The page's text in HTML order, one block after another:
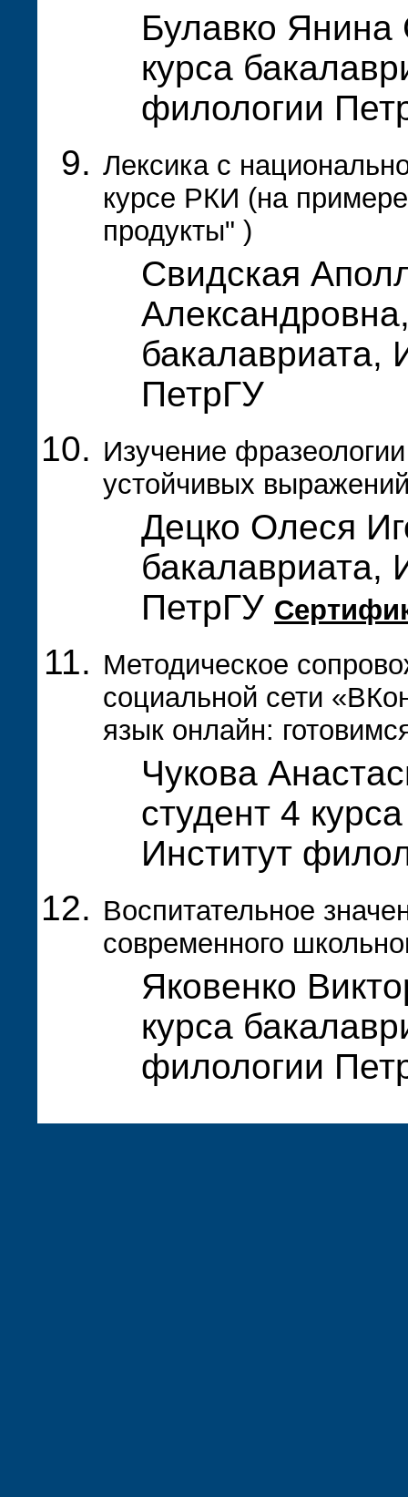
Булавко Янина
курса
филологии
Лексика с
курсе РКИ (на
продукты" )
Свидская
бакалавриата,
ПетрГУ
Изучение
устойчивых
Децко Олеся
бакалавриата,
ПетрГУ
Методическое
социальной сети
язык онлайн:
Чукова
студент 4
Институт
Воспитательное
современного
Яковенко
курса
филологии